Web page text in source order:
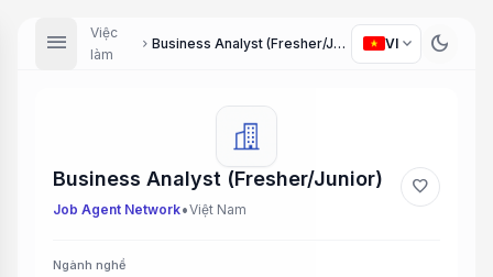
menu
Việc
làm
chevron_right Business Analyst (Fresher/Junior) VI expand_more dark_mode
Business Analyst (Fresher/Junior)
Job Agent Network•Việt Nam
favorite
Ngành nghề